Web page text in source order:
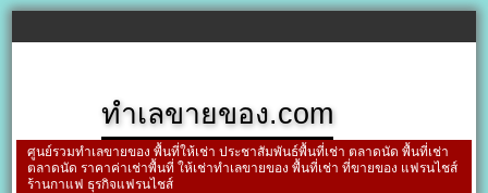
ทำเลขายของ.com
ศูนย์รวมทำเลขายของ พื้นที่ให้เช่า ประชาสัมพันธ์พื้นที่เช่า ตลาดนัด พื้นที่เช่า
ตลาดนัด ราคาค่าเช่าพื้นที่ ให้เช่าทำเลขายของ พื้นที่เช่า ที่ขายของ แฟรนไชส์
ร้านกาแฟ ธุรกิจแฟรนไชส์